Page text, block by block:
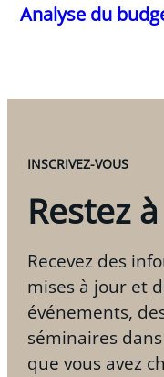
Analyse du
INSCRIVEZ-VOUS
Restez
Recevez des
mises à jour et
événements,
séminaires
que vous avez